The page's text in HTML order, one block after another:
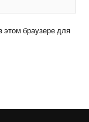
этом браузере для